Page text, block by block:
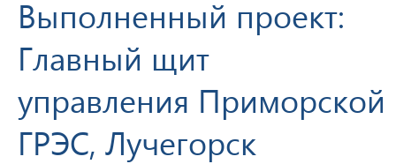
Выполненный проект:
Главный щит
управления Приморской
ГРЭС, Лучегорск